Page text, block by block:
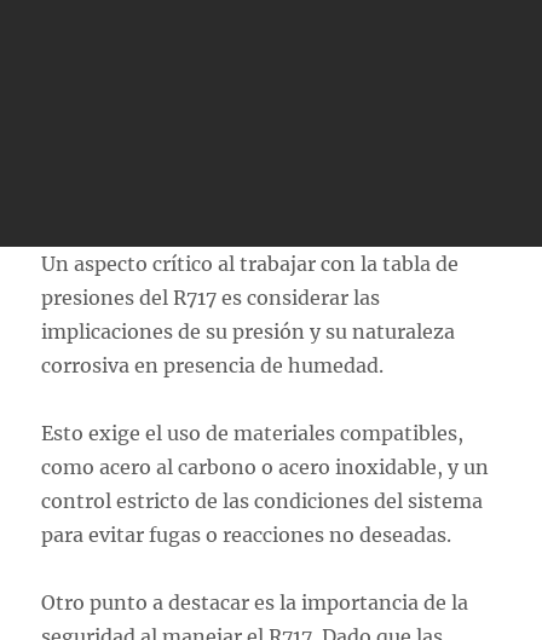
Un aspecto crítico al trabajar con la tabla de
presiones del R717 es considerar las
implicaciones de su presión y su naturaleza
corrosiva en presencia de humedad.
Esto exige el uso de materiales compatibles,
como acero al carbono o acero inoxidable, y un
control estricto de las condiciones del sistema
para evitar fugas o reacciones no deseadas.
Otro punto a destacar es la importancia de la